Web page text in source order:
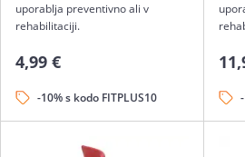
uporablja preventivno ali v
rehabilitaciji.
4,99 €
-10% s kodo FITPLUS10